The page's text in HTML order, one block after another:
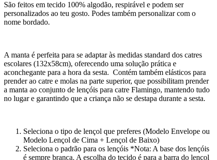
São feitos em tecido 100% algodão, respirável e podem ser
personalizados ao teu gosto. Podes também personalizar com o
nome bordado.
A manta é perfeita para se adaptar às medidas standard dos catres
escolares (132x58cm), oferecendo uma solução prática e
aconchegante para a hora da sesta. Contém também elásticos para
prender ao catre e molas na parte superior, que possibilitam prender
a manta ao conjunto de lençóis para catre Flamingo, mantendo tudo
no lugar e garantindo que a criança não se destapa durante a sesta.
Seleciona o tipo de lençol que preferes (Modelo Envelope ou
Modelo Lençol de Cima + Lençol de Baixo)
Seleciona o padrão para os lençóis *Nota: A base dos lençóis
é sempre branca. A escolha do tecido é para a barra do lençol